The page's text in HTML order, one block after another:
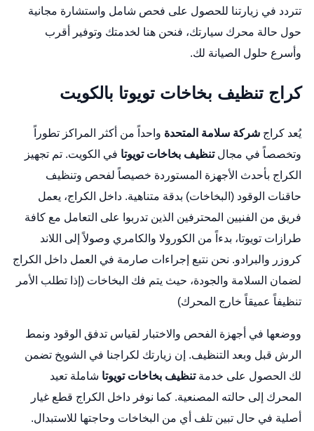
تتردد في زيارتنا للحصول على فحص شامل واستشارة مجانية
حول حالة محرك سيارتك، فنحن هنا لخدمتك وتوفير أقرب
وأسرع حلول الصيانة لك.
كراج تنظيف بخاخات تويوتا بالكويت
يُعد كراج شركة سلامة المتحدة واحداً من أكثر المراكز تطوراً
وتخصصاً في مجالتنظيف بخاخات تويوتا في الكويت. تم تجهيز
الكراج بأحدث الأجهزة المستوردة خصيصاً لفحص وتنظيف
حاقنات الوقود (البخاخات) بدقة متناهية. داخل الكراج، يعمل
فريق من الفنيين المحترفين الذين تدربوا على التعامل مع كافة
طرازات تويوتا، بدءاً من الكورولا والكامري وصولاً إلى اللاند
كروزر والبرادو. نحن نتبع إجراءات صارمة في العمل داخل الكراج
لضمان السلامة والجودة، حيث يتم فك البخاخات (إذا تطلب الأمر
تنظيفاً عميقاً خارج المحرك)
ووضعها في أجهزة الفحص والاختبار لقياس تدفق الوقود ونمط
الرش قبل وبعد التنظيف. إن زيارتك لكراجنا في الشويخ تضمن
لك الحصول على خدمةتنظيف بخاخات تويوتا شاملة تعيد
المحرك إلى حالته المصنعية. كما نوفر داخل الكراج قطع غيار
أصلية في حال تبين تلف أي من البخاخات وحاجتها للاستبدال.